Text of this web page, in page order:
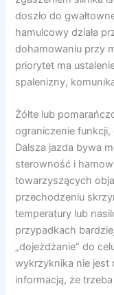
doszło do
hamulcowy działa
dohamowaniu przy
priorytet ma
spalenizny,
Żółte lub
ograniczenie
Dalsza jazda bywa
sterowność i
towarzyszących
przechodzeniu
temperatury lub
przypadkach
„dojeżdżanie” do
wykrzyknika nie jest
informacją, że